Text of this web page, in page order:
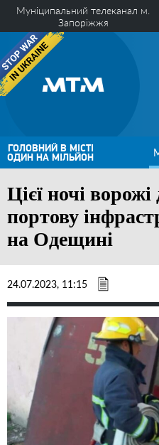
Муніципальний телеканал м.
Запоріжжя
ГОЛОВНИЙ В МІСТІ
ОДИН НА МІЛЬЙОН
Цієї ночі
портову
на Одещині
24.07.2023, 11:15